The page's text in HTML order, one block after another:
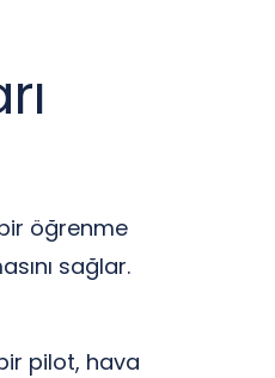
öğrenme
sağlar.
pilot, hava